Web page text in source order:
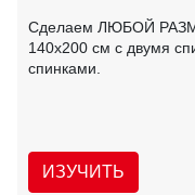
Сделаем ЛЮБОЙ
140х200 см с двумя
спинками.
ИЗУЧИТЬ